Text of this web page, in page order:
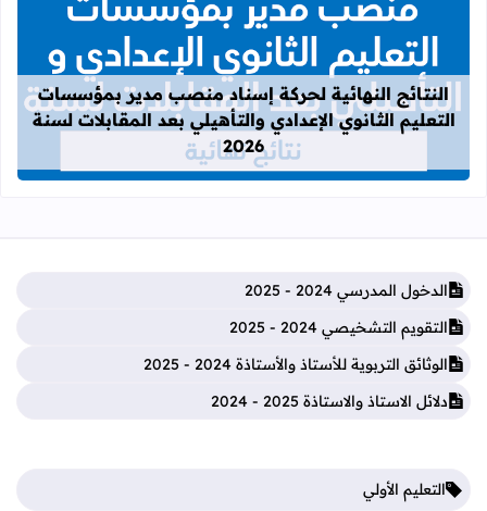
قراءة المزيد عن النتائج النهائية
النتائج النهائية لحركة إسناد منصب مدير بمؤسسات
التعليم الثانوي الإعدادي والتأهيلي بعد المقابلات لسنة
2026
الدخول المدرسي 2024 - 2025
التقويم التشخيصي 2024 - 2025
الوثائق التربوية للأستاذ والأستاذة 2024 - 2025
دلائل الاستاذ والاستاذة 2025 - 2024
التعليم الأولي